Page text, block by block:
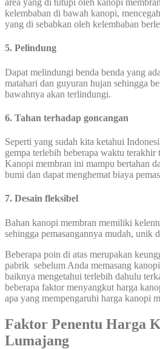
area yang di tutupi oleh kanopi
kelembaban di bawah kanopi,
yang di sebabkan oleh kelembaban
5. Pelindung
Dapat melindungi benda benda yang
matahari dan guyuran hujan sehingga
bawahnya akan terlindungi.
6. Tahan terhadap goncangan
Seperti yang sudah kita ketahui
gempa terlebih beberapa waktu terakhir
Kanopi membran ini mampu bertahan
bumi dan dapat menghemat biaya
7. Desain fleksibel
Bahan kanopi membran memiliki
sehingga pemasangannya mudah, unik
Beberapa poin di atas merupakan
pabrik sebelum Anda memasang
baiknya mengetahui terlebih dahulu
beberapa faktor menyangkut harga
apa yang mempengaruhi harga kanopi
Faktor Penentu Harga
Lumajang